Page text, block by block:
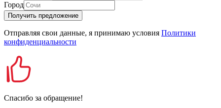
Город
Получить предложение
Отправляя свои данные, я принимаю условия Политики
конфиденциальности
Спасибо за обращение!